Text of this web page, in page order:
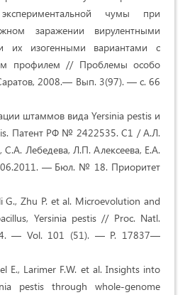
чумы при
заражении вирулентными
изогенными вариантами с
профилем // Проблемы особо
2008.— Вып. 3(97). — с. 66
штаммов вида Yersinia pestis и
Патент РФ № 2422535. С1 / А.Л.
С.А. Лебедева, Л.П. Алексеева, Е.А.
— Бюл. № 18. Приоритет
Zhu P. et al. Microevolution and
Yersinia pestis // Proc. Natl.
— Vol. 101 (51). — P. 17837—
E., Larimer F.W. et al. Insights into
pestis through whole-genome